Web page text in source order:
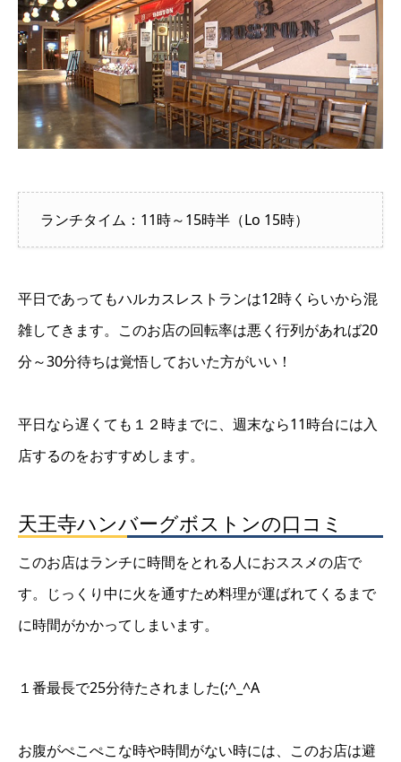
ランチタイム： 11時～15時半（Lo 15時）
平日であってもハルカスレストランは12時くらいから混
雑してきます。このお店の回転率は悪く行列があれば20
分～30分待ちは覚悟しておいた方がいい！
平日なら遅くても１２時までに、週末なら11時台には入
店するのをおすすめします。
天王寺ハンバーグボストンの口コミ
このお店はランチに時間をとれる人におススメの店で
す。じっくり中に火を通すため料理が運ばれてくるまで
に時間がかかってしまいます。
１番最長で25分待たされました(;^_^A
お腹がぺこぺこな時や時間がない時には、このお店は避